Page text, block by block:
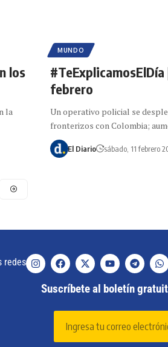
los
la
MUNDO
#TeExplicamosElDía
febrero
Un operativo policial se
fronterizos con Colombia;
El Diario sábado, 11 febrero
redes
Suscríbete al boletín